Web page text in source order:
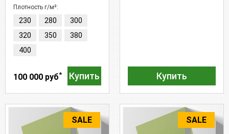
коробок.
Плотность г/м²:
230 280
300
320
350
380
400
100 000 руб* Купить Купить
SALE SALE